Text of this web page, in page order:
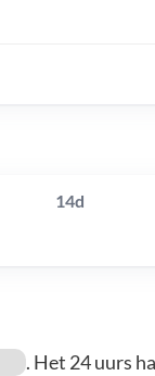
14d
. Het 24 uurs